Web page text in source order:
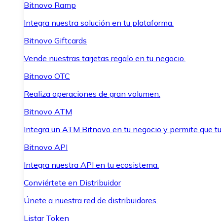
Bitnovo Ramp
Integra nuestra solución en tu plataforma.
Bitnovo Giftcards
Vende nuestras tarjetas regalo en tu negocio.
Bitnovo OTC
Realiza operaciones de gran volumen.
Bitnovo ATM
Integra un ATM Bitnovo en tu negocio y permite que
Bitnovo API
Integra nuestra API en tu ecosistema.
Conviértete en Distribuidor
Únete a nuestra red de distribuidores.
Listar Token